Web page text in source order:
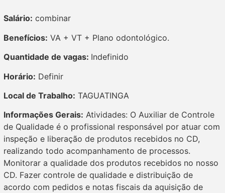
Salário: combinar
Benefícios: VA + VT + Plano odontológico.
Quantidade de vagas: Indefinido
Horário: Definir
Local de Trabalho: TAGUATINGA
Informações Gerais: Atividades: O Auxiliar de Controle
de Qualidade é o profissional responsável por atuar com
inspeção e liberação de produtos recebidos no CD,
realizando todo acompanhamento de processos.
Monitorar a qualidade dos produtos recebidos no nosso
CD. Fazer controle de qualidade e distribuição de
acordo com pedidos e notas fiscais da aquisição de